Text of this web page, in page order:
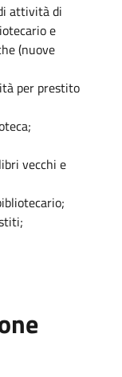
attività di
e
(nuove
per prestito
vecchi e